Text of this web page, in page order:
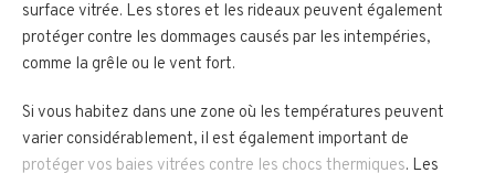
surface vitrée. Les stores et les rideaux peuvent également
protéger contre les dommages causés par les intempéries,
comme la grêle ou le vent fort.
Si vous habitez dans une zone où les températures peuvent
varier considérablement, il est également important de
protéger vos baies vitrées contre les chocs thermiques. Les